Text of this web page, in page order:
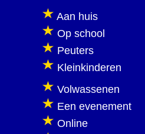
Aan huis
Op school
Peuters
Kleinkinderen
Volwassenen
Een evenement
Online